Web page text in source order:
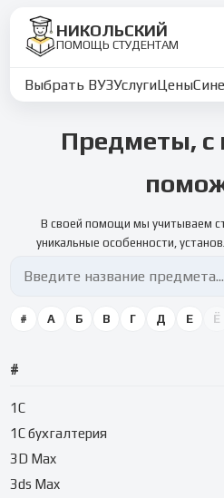
НИКОЛЬСКИЙ
ПОМОЩЬ СТУДЕНТАМ
Выбрать ВУЗУслугиЦены
Предметы, с
В своей помощи мы учитываем
уникальные особенности,
# А Б В Г Д Е Ё
#
1C
1C бухгалтерия
3D Max
3ds Max